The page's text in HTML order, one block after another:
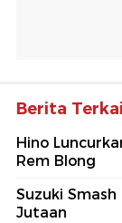
Berita
Hino
Rem Blong
Suzuki
Jutaan